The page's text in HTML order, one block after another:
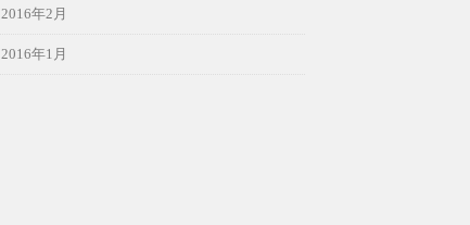
2016年2月
2016年1月